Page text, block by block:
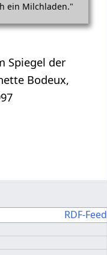
ein Milch­laden."
Spiegel der
Bodeux,
RDF-Feed